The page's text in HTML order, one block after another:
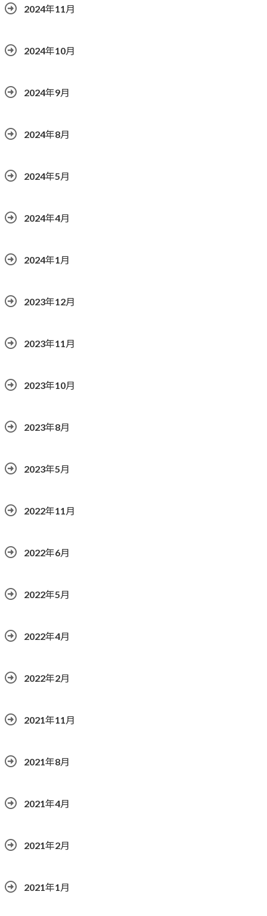
2024年11月
2024年10月
2024年9月
2024年8月
2024年5月
2024年4月
2024年1月
2023年12月
2023年11月
2023年10月
2023年8月
2023年5月
2022年11月
2022年6月
2022年5月
2022年4月
2022年2月
2021年11月
2021年8月
2021年4月
2021年2月
2021年1月